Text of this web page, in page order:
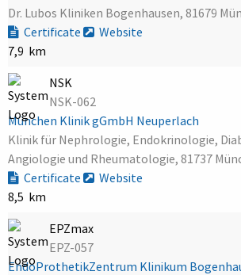
Dr. Lubos Kliniken Bogenhausen, 81679
Certificate
Website
7,9 km
NSK
NSK-062
München Klinik gGmbH Neuperlach
Klinik für Nephrologie, Endokrinologie,
Angiologie und Rheumatologie, 81737
Certificate
Website
8,5 km
EPZmax
EPZ-057
EndoProthetikZentrum Klinikum